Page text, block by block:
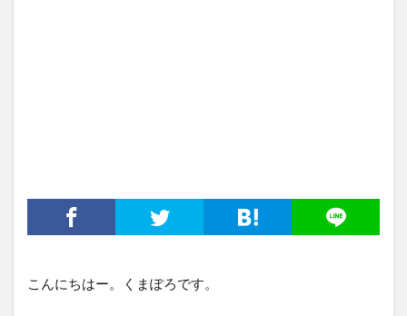
こんにちはー。くまぽろです。